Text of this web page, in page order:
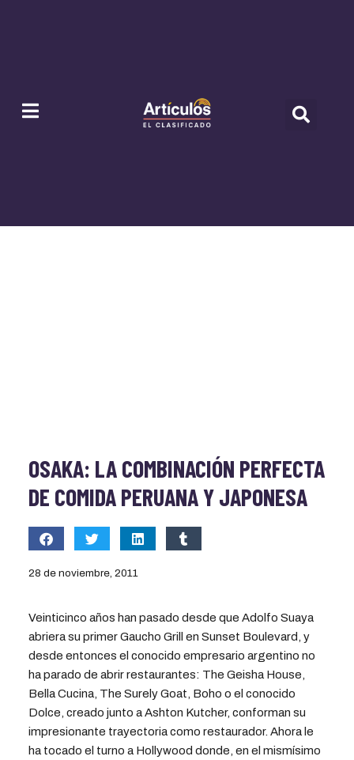
OSAKA: LA COMBINACIÓN PERFECTA
DE COMIDA PERUANA Y JAPONESA
28 de noviembre, 2011
Veinticinco años han pasado desde que Adolfo Suaya
abriera su primer Gaucho Grill en Sunset Boulevard, y
desde entonces el conocido empresario argentino no
ha parado de abrir restaurantes: The Geisha House,
Bella Cucina, The Surely Goat, Boho o el conocido
Dolce, creado junto a Ashton Kutcher, conforman su
impresionante trayectoria como restaurador. Ahora le
ha tocado el turno a Hollywood donde, en el mismísimo